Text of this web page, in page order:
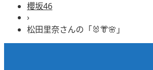
櫻坂46
›
松田里奈さんの「🐰👘🌸」